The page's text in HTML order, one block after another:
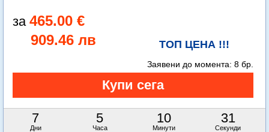
465.00 €
909.46 лв
ТОП ЦЕНА !!!
7
Дни
5
Часа
10
Минути
30
Секунди
Заявени до момента: 8 бр.